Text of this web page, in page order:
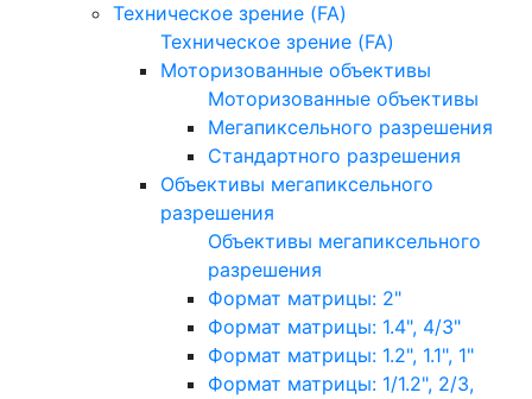
Техническое зрение (FA)
Техническое зрение (FA)
Моторизованные объективы
Моторизованные объективы
Мегапиксельного разрешения
Стандартного разрешения
Объективы мегапиксельного
разрешения
Объективы мегапиксельного
разрешения
Формат матрицы: 2"
Формат матрицы: 1.4", 4/3"
Формат матрицы: 1.2", 1.1", 1"
Формат матрицы: 1/1.2", 2/3,